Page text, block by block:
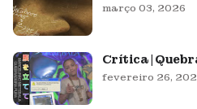
março 03, 2026
Crítica |
fevereiro 26,